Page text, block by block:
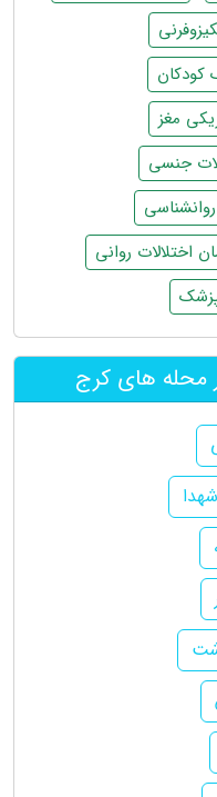
کودکان
مغز
جنسی
اختلالات روانی
محله های کرج